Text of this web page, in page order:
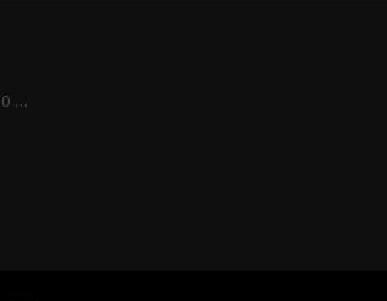
Pachet 10 prosoape 70 x 140cm 9 + 1 gratuit